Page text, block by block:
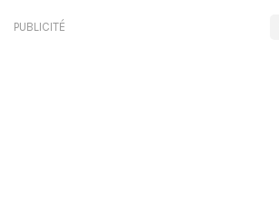
PUBLICITÉ